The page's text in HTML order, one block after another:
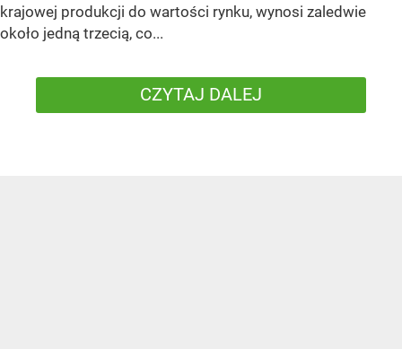
krajowej produkcji do wartości rynku, wynosi zaledwie
około jedną trzecią, co...
CZYTAJ DALEJ